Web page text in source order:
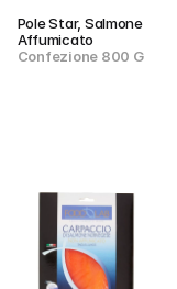
Pole Star, Salmone
Affumicato
Confezione 800 G